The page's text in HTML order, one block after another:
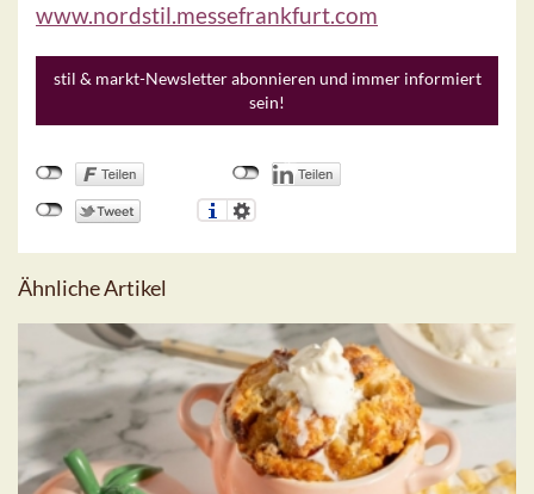
www.nordstil.messefrankfurt.com
stil & markt-Newsletter abonnieren und immer informiert
sein!
Ähnliche Artikel